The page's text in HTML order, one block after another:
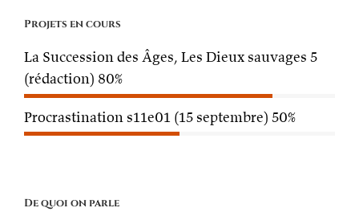
Projets en cours
La Succession des Âges, Les Dieux sauvages 5
(rédaction) 80%
Procrastination s11e01 (15 septembre) 50%
De quoi on parle